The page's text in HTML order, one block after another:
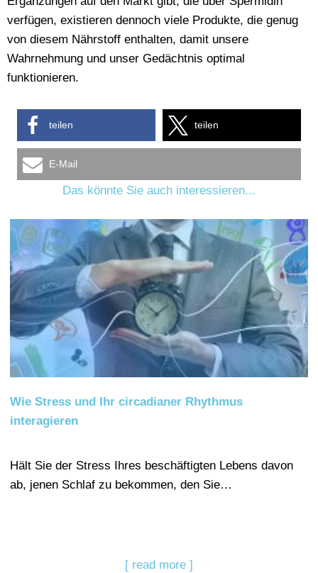
verfügen, existieren dennoch viele Produkte, die genug
von diesem Nährstoff enthalten, damit unsere
Wahrnehmung und unser Gedächtnis optimal
funktionieren.
teilen teilen
E-Mail
Das könnte Sie auch interessieren...
Wie Stress und Ihr circadianer Rhythmus
interagieren
Hält Sie der Stress Ihres beschäftigten Lebens davon
ab, jenen Schlaf zu bekommen, den Sie…
[ read more ]